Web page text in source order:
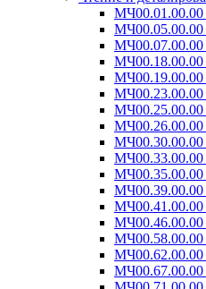
МЧ00.01.00.00
МЧ00.05.00.00
МЧ00.07.00.00
МЧ00.18.00.00
МЧ00.19.00.00
МЧ00.23.00.00
МЧ00.25.00.00
МЧ00.26.00.00
МЧ00.30.00.00
МЧ00.33.00.00
МЧ00.35.00.00
МЧ00.39.00.00
МЧ00.41.00.00
МЧ00.46.00.00
МЧ00.58.00.00
МЧ00.62.00.00
МЧ00.67.00.00